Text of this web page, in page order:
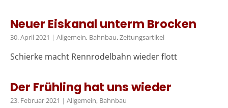
Neuer Eiskanal unterm Brocken
30. April 2021 | Allgemein, Bahnbau,Zeitungsartikel
Schierke macht Rennrodelbahn wieder flott
Der Frühling hat uns wieder
23. Februar 2021 | Allgemein, Bahnbau